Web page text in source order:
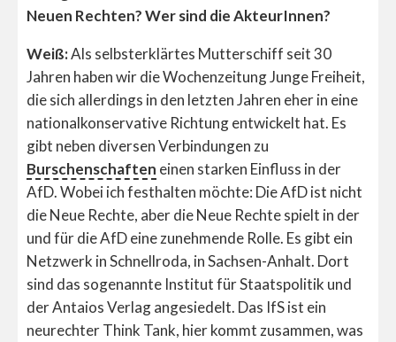
Neuen Rechten? Wer sind die AkteurInnen?
Weiß:Als selbsterklärtes Mutterschiff seit 30
Jahren haben wir die Wochenzeitung Junge Freiheit,
die sich allerdings in den letzten Jahren eher in eine
nationalkonservative Richtung entwickelt hat. Es
gibt neben diversen Verbindungen zu
Burschenschaften einen starken Einfluss in der
AfD. Wobei ich festhalten möchte: Die AfD ist nicht
die Neue Rechte, aber die Neue Rechte spielt in der
und für die AfD eine zunehmende Rolle. Es gibt ein
Netzwerk in Schnellroda, in Sachsen-Anhalt. Dort
sind das sogenannte Institut für Staatspolitik und
der Antaios Verlag angesiedelt. Das IfS ist ein
neurechter Think Tank, hier kommt zusammen, was